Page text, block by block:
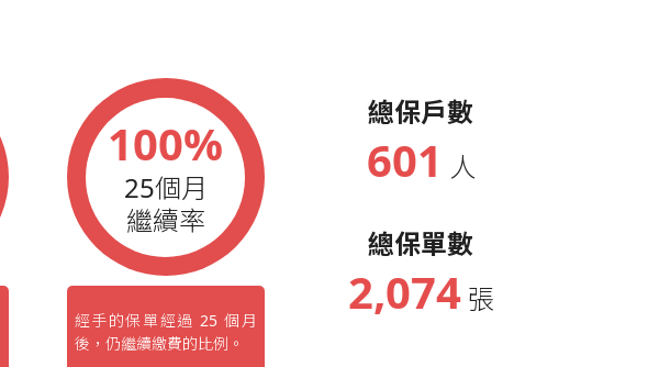
100%
25個月
繼續率
經手的保單經過 25 個月
後，仍繼續繳費的比例。
總保戶數
601 人
總保單數
2,074張